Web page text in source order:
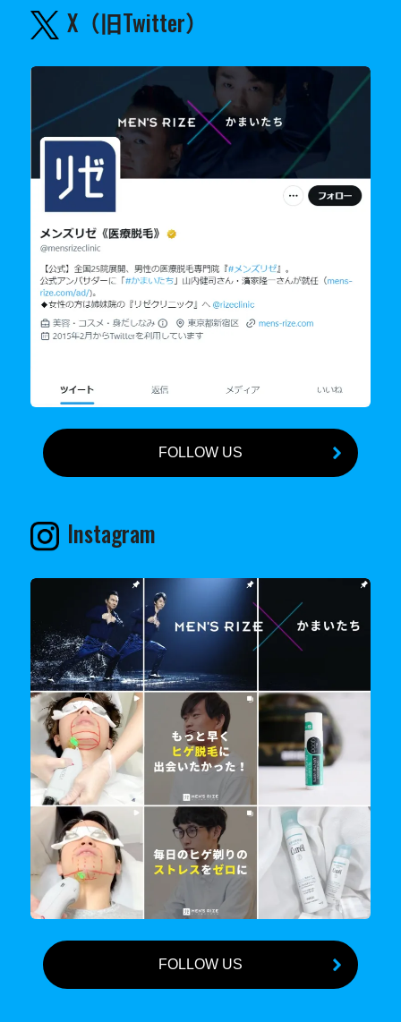
X（旧Twitter）
FOLLOW US
Instagram
FOLLOW US